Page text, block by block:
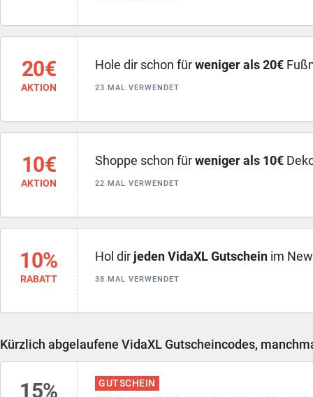
20€
AKTION
Hole dir schon fürweniger als 20€
23 MAL VERWENDET
10€
AKTION
Shoppe schon fürweniger als 10€
22 MAL VERWENDET
10%
RABATT
Hol dir jeden VidaXL Gutschein im
38 MAL VERWENDET
Kürzlich abgelaufene VidaXL Gutscheincodes,
15% GUTSCHEIN